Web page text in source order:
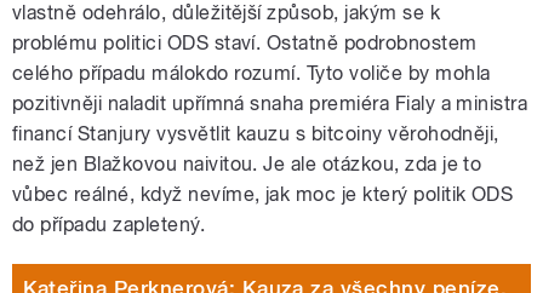
vlastně odehrálo, důležitější způsob, jakým se k
problému politici ODS staví. Ostatně podrobnostem
celého případu málokdo rozumí. Tyto voliče by mohla
pozitivněji naladit upřímná snaha premiéra Fialy a ministra
financí Stanjury vysvětlit kauzu s bitcoiny věrohodněji,
než jen Blažkovou naivitou. Je ale otázkou, zda je to
vůbec reálné, když nevíme, jak moc je který politik ODS
do případu zapletený.
Kateřina Perknerová: Kauza za všechny peníze.